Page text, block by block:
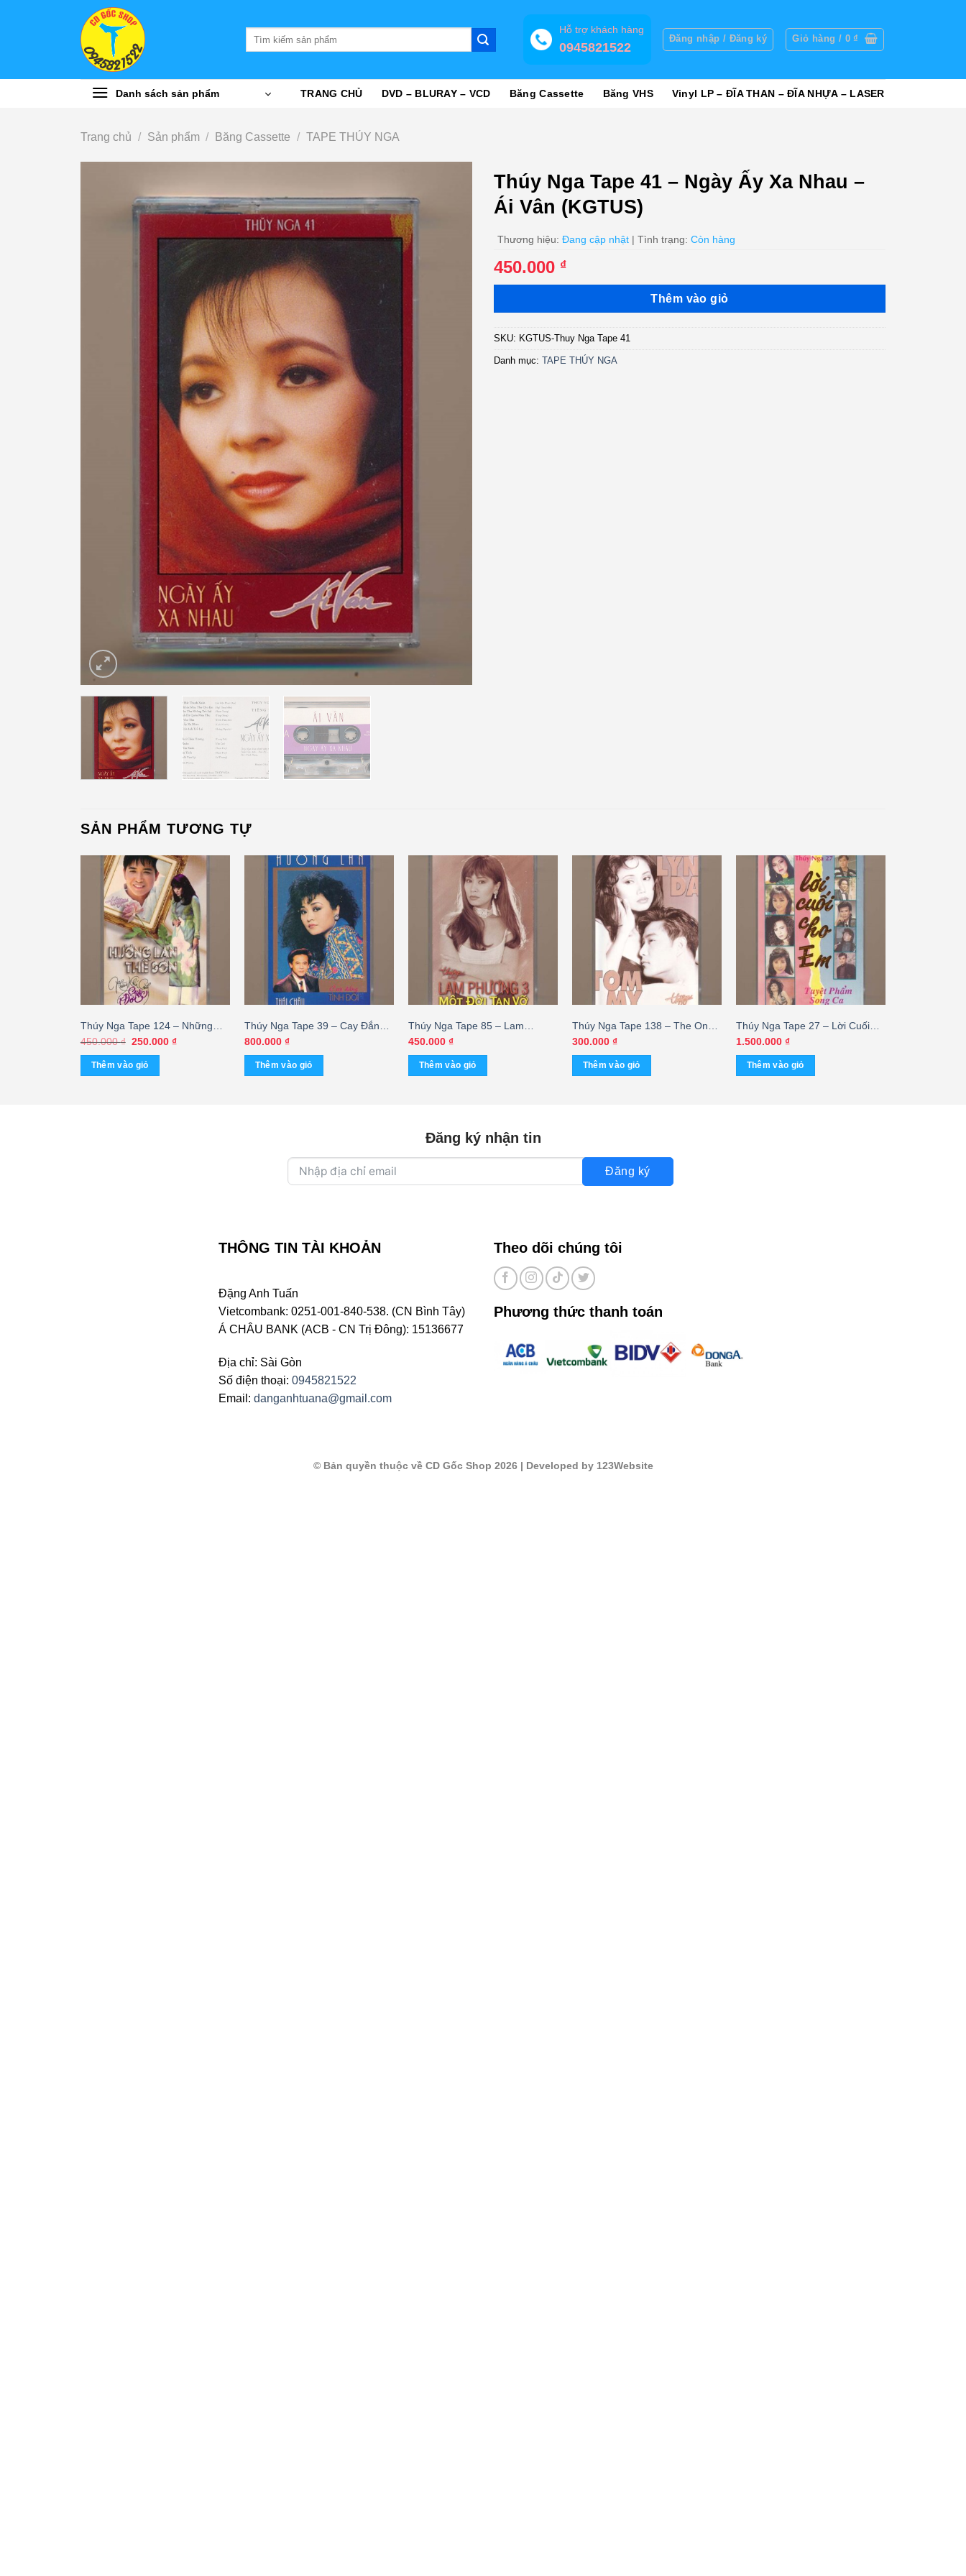
Hỗ trợ khách hàng
0945821522
Đăng nhập / Đăng ký Giỏ hàng / 0₫
Danh sách sản phẩm TRANG CHỦ DVD – BLURAY – VCD Băng Cassette Băng VHS Vinyl LP – ĐĨA THAN – ĐĨA NHỰA – LASER
Trang chủ / Sản phẩm / Băng Cassette / TAPE THÚY NGA
Thúy Nga Tape 41 – Ngày Ấy Xa Nhau –
Ái Vân (KGTUS)
Thương hiệu: Đang cập nhật | Tình trạng: Còn hàng
450.000 ₫
Thêm vào giỏ
SKU: KGTUS-Thuy Nga Tape 41
Danh mục: TAPE THÚY NGA
SẢN PHẨM TƯƠNG TỰ
Thúy Nga Tape 124 – Những
Khía Cạnh Cuộc Đời – Hương
Lan – Thế Sơn (KHÔNG BÌA
GỐC) KGTUS
450.000₫ Giá
là:
450.000 ₫.
250.000 ₫Giá
Thêm vào giỏ
Thúy Nga Tape 39 – Cay Đắng
Tình Đời – Thái Châu – Hương
Lan (KGTUS)
800.000 ₫
Thêm vào giỏ
Thúy Nga Tape 85 – Lam
Phương 3 – Một Đời Tan Vỡ
(KGTUS)
450.000 ₫
Thêm vào giỏ
Thúy Nga Tape 138 – The One I
Want – Tommy Ngô – Lynda
Trang Đài
300.000 ₫
Thêm vào giỏ
Thúy Nga Tape 27 – Lời Cuối
Cho Em – Tuyệt Phẩm Song Ca
(Băng Trong) KGTUS
1.500.000 ₫
Thêm vào giỏ
Đăng ký nhận tin
Đăng ký
THÔNG TIN TÀI KHOẢN
Đặng Anh Tuấn
Vietcombank: 0251-001-840-538. (CN Bình Tây)
Á CHÂU BANK (ACB - CN Trị Đông): 15136677
Địa chỉ: Sài Gòn
Số điện thoại: 0945821522
Email: danganhtuana@gmail.com
Theo dõi chúng tôi
Phương thức thanh toán
© Bản quyền thuộc về CD Gốc Shop 2026| Developed by 123Website